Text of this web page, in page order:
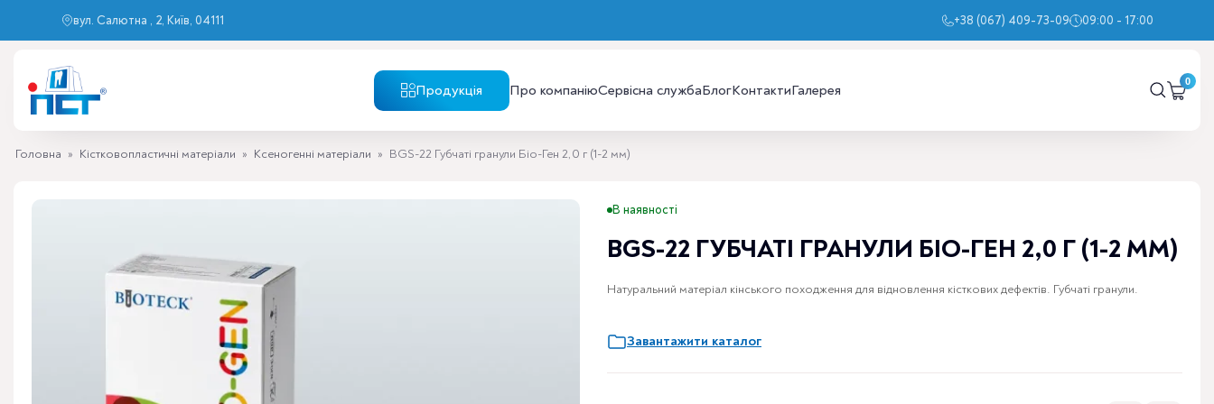
вул. Салютна , 2, Київ, 04111 +38 (067) 409-73-09 09:00 - 17:00
Продукція Про компаніюСервісна службаБлогКонтактиГалерея
Головна » Кістковопластичні матеріали » Ксеногенні матеріали » BGS-22 Губчаті гранули Біо-Ген 2,0 г (1-2 мм)
В наявності
BGS-22 ГУБЧАТІ ГРАНУЛИ БІО-ГЕН 2,0 Г (1-2 ММ)
Натуральний матеріал кінського походження для відновлення кісткових дефектів. Губчаті гранули.
Завантажити каталог